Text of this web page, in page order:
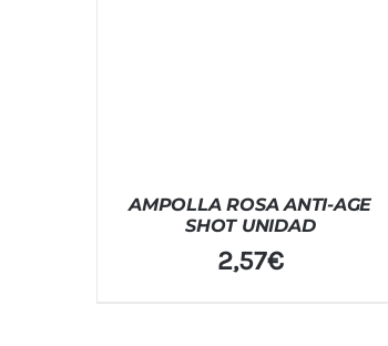
AMPOLLA ROSA ANTI-AGE
SHOT UNIDAD
2,57€